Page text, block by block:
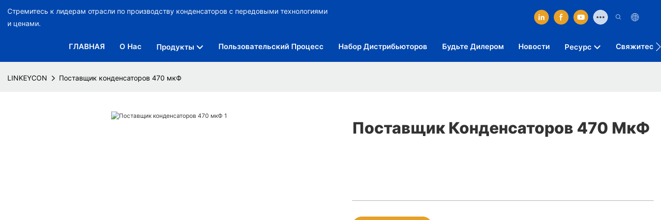
Стремитесь к лидерам отрасли по производству конденсаторов с передовыми технологиями
и ценами.
ГЛАВНАЯ О Нас Продукты Пользовательский Процесс Набор Дистрибьюторов Будьте Дилером Новости Ресурс Свяжитесь
LINKEYCON Поставщик конденсаторов 470 мкФ
Поставщик Конденсаторов 470 МкФ